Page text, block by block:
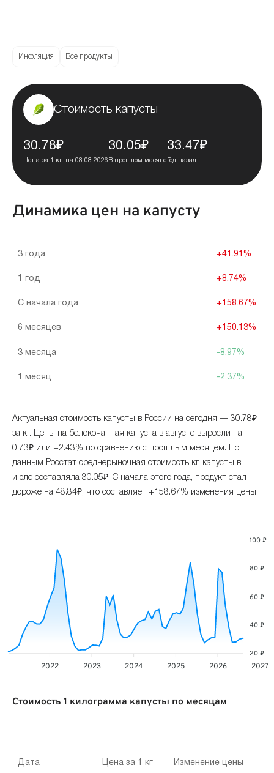
Инфляция Все продукты
Стоимость капусты
30.78₽
Цена за 1 кг. на 08.08.2026
30.05₽
В прошлом месяце
33.47₽
Год назад
Динамика цен на капусту
3 года
1 год
С начала года
6 месяцев
3 месяца
1 месяц
+41.91%
+8.74%
+158.67%
+150.13%
-8.97%
-2.37%
Актуальная стоимость капусты в России на сегодня — 30.78₽
за кг. Цены на белокочанная капуста в августе выросли на
0.73₽ или +2.43% по сравнению с прошлым месяцем. По
данным Росстат среднерыночная стоимость кг. капусты в
июле составляла 30.05₽. С начала этого года, продукт стал
дороже на 48.84₽, что составляет +158.67% изменения цены.
100 ₽
80 ₽
60 ₽
40 ₽
20 ₽
2022 2023 2024 2025 2026 2027
Стоимость 1 килограмма капусты по месяцам
Дата Цена за 1 кг Изменение цены